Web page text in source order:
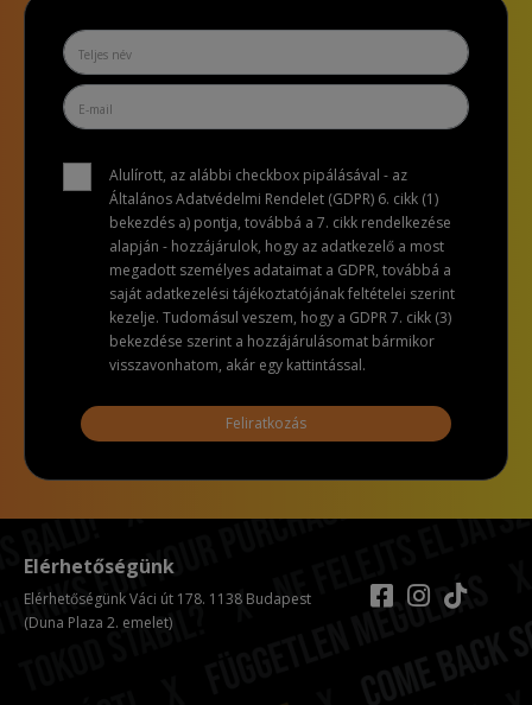
Alulírott, az alábbi checkbox pipálásával - az
Általános Adatvédelmi Rendelet (GDPR) 6. cikk (1)
bekezdés a) pontja, továbbá a 7. cikk rendelkezése
alapján - hozzájárulok, hogy az adatkezelő a most
megadott személyes adataimat a GDPR, továbbá a
saját adatkezelési tájékoztatójának feltételei szerint
kezelje. Tudomásul veszem, hogy a GDPR 7. cikk (3)
bekezdése szerint a hozzájárulásomat bármikor
visszavonhatom, akár egy kattintással.
Feliratkozás
Elérhetőségünk
Elérhetőségünk Váci út 178. 1138 Budapest
(Duna Plaza 2. emelet)